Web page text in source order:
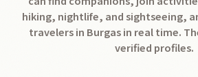
hiking, nightlife, and sightseeing,
travelers in Burgas in real time.
verified profiles.